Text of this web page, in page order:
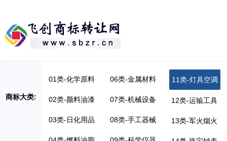
商标大类:
01类-化学原料
02类-颜料油漆
03类-日化用品
06类-金属材料
07类-机械设备
08类-手工器械
11类-灯具空调
12类-运输工具
13类-军火烟火